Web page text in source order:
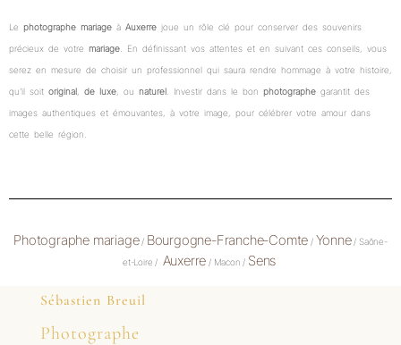
Le photographe mariage à Auxerre joue un rôle clé pour conserver des souvenirs
précieux de votre mariage . En définissant vos attentes et en suivant ces conseils, vous
serez en mesure de choisir un professionnel qui saura rendre hommage à votre histoire,
qu’il soit original de luxe , ou naturel . Investir dans le bon photographe garantit des
images authentiques et émouvantes, à votre image, pour célébrer votre amour dans
cette belle région.
Photographe mariage/ Bourgogne-Franche-Comte / Yonne/ Saône-
et-Loire / Auxerre / Macon / Sens
Sébastien Breuil
Photographe